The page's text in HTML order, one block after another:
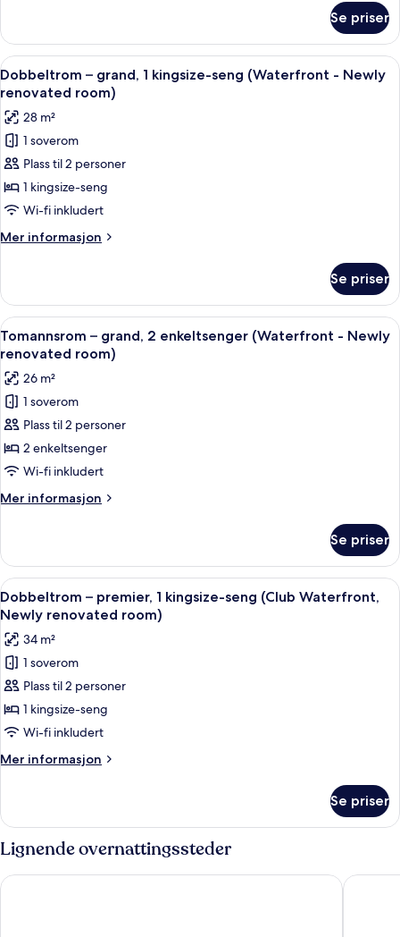
sovesofa
(Executive
-
Newly
renovated
room)
–
grand,
1
kingsize-
med
sovesofa
(Executive
-
Newly
room)
Se priser
Åpne
alle
bildene
av
Dobbeltrom
–
grand,
1
kingsize-
seng
-
Newly
renovated
room)
Minibar, safe på rommet,
9
Dobbeltrom – grand, 1 kingsize-seng (Waterfront - Newly
renovated room)
28 m²
1 soverom
Plass til 2 personer
1 kingsize-seng
Wi-fi inkludert
Mer informasjon
Mer
–
grand,
1
kingsize-
(Waterfront
Newly
renovated
room)
Se priser
Åpne
alle
bildene
av
Tomannsrom
–
grand,
2
enkeltsenger
(Waterfront
Newly
renovated
room)
Minibar, safe på rommet,
9
Tomannsrom – grand, 2 enkeltsenger (Waterfront - Newly
renovated room)
26 m²
1 soverom
Plass til 2 personer
2 enkeltsenger
Wi-fi inkludert
Mer informasjon
Mer
–
grand,
2
enkeltsenger
(Waterfront
Newly
renovated
room)
Se priser
Åpne
alle
bildene
av
Dobbeltrom
–
premier,
1
kingsize-
seng
Waterfront,
Newly
renovated
room)
Minibar, safe på rommet,
12
Dobbeltrom – premier, 1 kingsize-seng (Club Waterfront,
Newly renovated room)
34 m²
1 soverom
Plass til 2 personer
1 kingsize-seng
Wi-fi inkludert
Mer informasjon
Mer
–
1
seng
Se priser
Lignende overnattingssteder
Carlton City Hotel Singapore